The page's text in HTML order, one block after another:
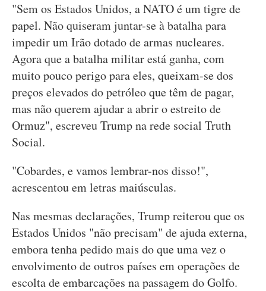
"Sem os Estados Unidos, a NATO é um tigre de
papel. Não quiseram juntar-se à batalha para
impedir um Irão dotado de armas nucleares.
Agora que a batalha militar está ganha, com
muito pouco perigo para eles, queixam-se dos
preços elevados do petróleo que têm de pagar,
mas não querem ajudar a abrir o estreito de
Ormuz", escreveu Trump na rede social Truth
Social.
"Cobardes, e vamos lembrar-nos disso!",
acrescentou em letras maiúsculas.
Nas mesmas declarações, Trump reiterou que os
Estados Unidos "não precisam" de ajuda externa,
embora tenha pedido mais do que uma vez o
envolvimento de outros países em operações de
escolta de embarcações na passagem do Golfo.